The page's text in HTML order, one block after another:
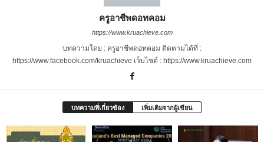
ครูอาชีพดอทคอม
https://www.kruachieve.com
บทความโดย : ครูอาชีพดอทคอม ติดตามได้ที่ :
https://www.facebook.com/kruachieve เว็บไซต์ : https://www.kruachieve.com
บทความที่เกี่ยวข้อง เพิ่มเติมจากผู้เขียน